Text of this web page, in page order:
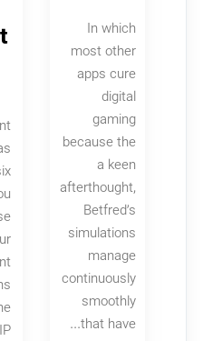
In which
most other
apps cure
digital
gaming
because the
a keen
afterthought,
Betfred’s
simulations
manage
continuously
smoothly
that have...